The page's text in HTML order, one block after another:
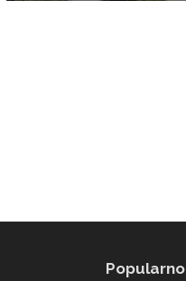
Popularno